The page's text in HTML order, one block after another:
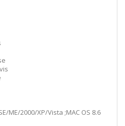
ME/2000/XP/Vista ;MAC OS 8.6